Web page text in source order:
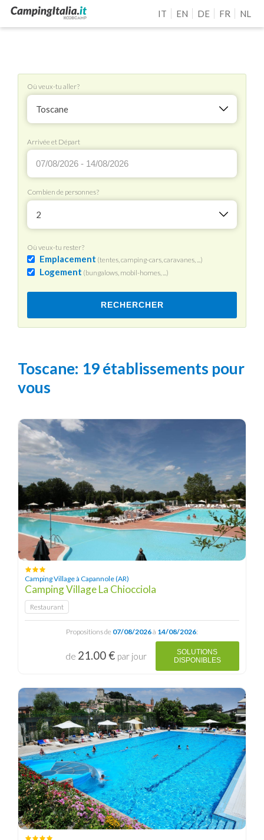
IT EN DE FR NL
Où veux-tu aller?
Toscane
Arrivée et Départ
Combien de personnes?
2
Où veux-tu rester?
Emplacement (tentes, camping-cars, caravanes, ...)
Logement (bungalows, mobil-homes, ...)
RECHERCHER
Toscane: 19 établissements pour
vous
Camping Village à Capannole (AR)
Camping Village La Chiocciola
Restaurant
Propositions de 07/08/2026à 14/08/2026:
de 21.00 € par jour
SOLUTIONS
DISPONIBLES